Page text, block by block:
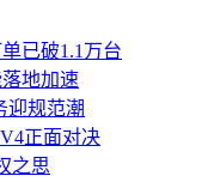
已破1.1万台
地加速
迎规范潮
正面对决
之思